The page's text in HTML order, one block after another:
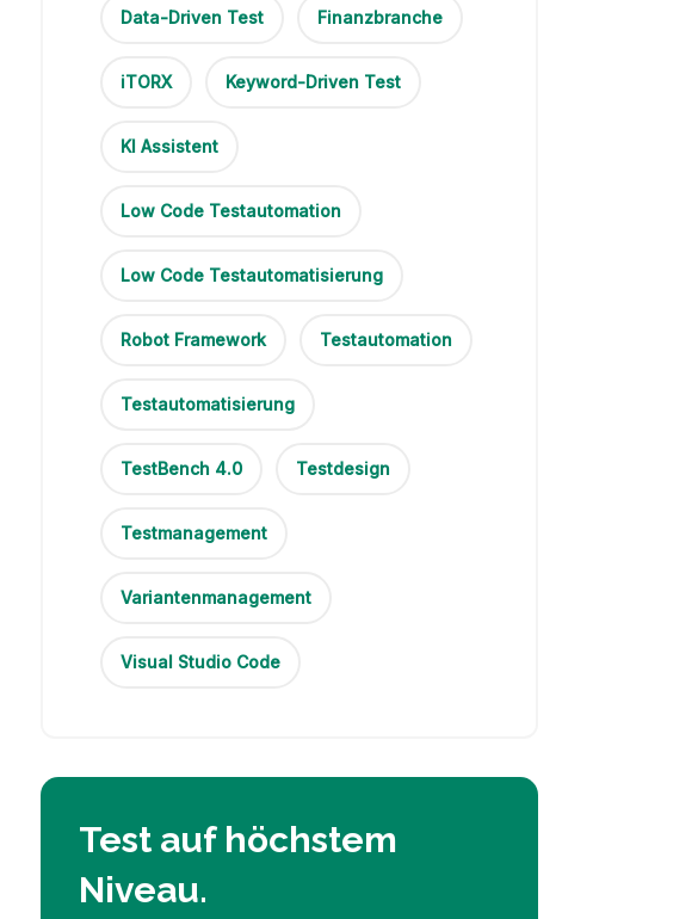
Data-Driven Test Finanzbranche
iTORX Keyword-Driven Test
KI Assistent
Low Code Testautomation
Low Code Testautomatisierung
Robot Framework Testautomation
Testautomatisierung
TestBench 4.0 Testdesign
Testmanagement
Variantenmanagement
Visual Studio Code
Test auf höchstem
Niveau.